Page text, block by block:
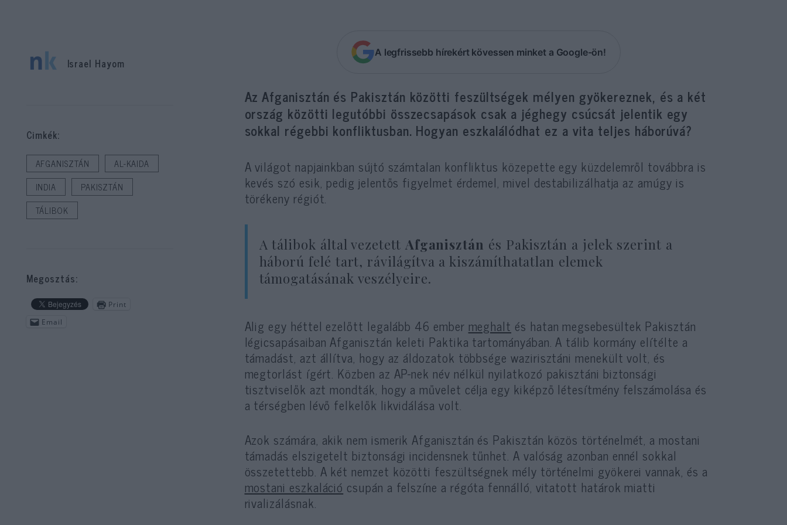
A legfrissebb hírekért kövessen minket a Google-ön!
Az Afganisztán és Pakisztán közötti feszültségek mélyen gyökereznek, és a két
ország közötti legutóbbi összecsapások csak a jéghegy csúcsát jelentik egy
sokkal régebbi konfliktusban. Hogyan eszkalálódhat ez a vita teljes háborúvá?
A világot napjainkban sújtó számtalan konfliktus közepette egy küzdelemről továbbra is
kevés szó esik, pedig jelentős figyelmet érdemel, mivel destabilizálhatja az amúgy is
törékeny régiót.
A tálibok által vezetett Afganisztán és Pakisztán a jelek szerint a
háború felé tart, rávilágítva a kiszámíthatatlan elemek
támogatásának veszélyeire.
Alig egy héttel ezelőtt legalább 46 ember meghalt és hatan megsebesültek Pakisztán
légicsapásaiban Afganisztán keleti Paktika tartományában. A tálib kormány elítélte a
támadást, azt állítva, hogy az áldozatok többsége wazirisztáni menekült volt, és
megtorlást ígért. Közben az AP-nek név nélkül nyilatkozó pakisztáni biztonsági
tisztviselők azt mondták, hogy a művelet célja egy kiképző létesítmény felszámolása és
a térségben lévő felkelők likvidálása volt.
Azok számára, akik nem ismerik Afganisztán és Pakisztán közös történelmét, a mostani
támadás elszigetelt biztonsági incidensnek tűnhet. A valóság azonban ennél sokkal
összetettebb. A két nemzet közötti feszültségnek mély történelmi gyökerei vannak, és a
mostani eszkaláció csupán a felszíne a régóta fennálló, vitatott határok miatti
rivalizálásnak.
Israel Hayom
Cimkék:
AFGANISZTÁN
AL-KAIDA
INDIA
PAKISZTÁN
TÁLIBOK
Megosztás:
Print
Email